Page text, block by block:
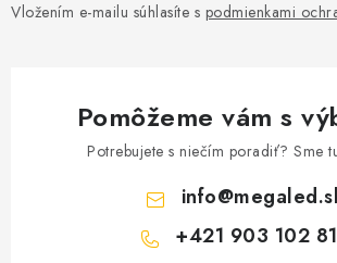
Vložením e-mailu súhlasíte s podmienkami
Pomôžeme vám s
Potrebujete s niečím poradiť? Sme
info@
+421 903 102